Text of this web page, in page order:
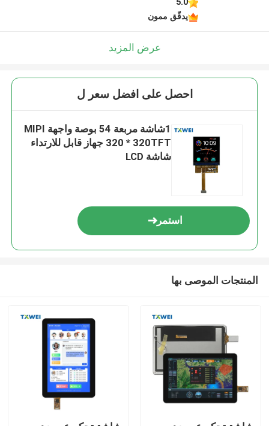
يدقّق ممون
عرض المزيد
احصل على افضل سعر ل
1شاشة مربعة 54 بوصة واجهة MIPI
320 * 320TFT جهاز قابل للارتداء
شاشة LCD
استمر
المنتجات الموصى بها